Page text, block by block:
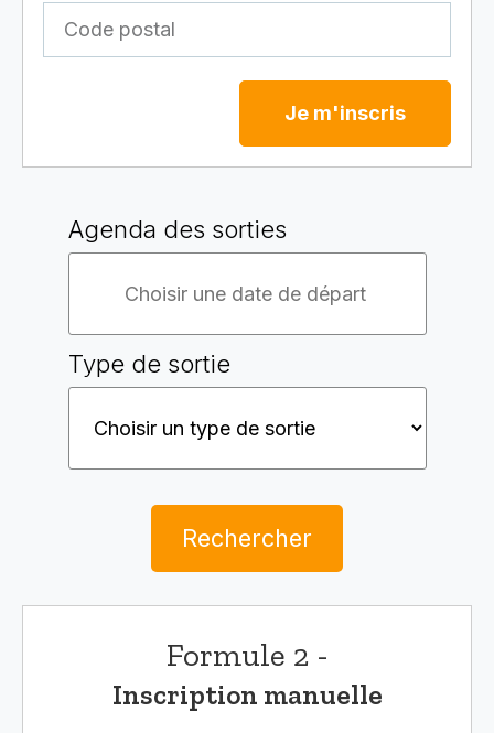
Je m'inscris
Agenda des sorties
Type de sortie
Rechercher
Formule 2 -
Inscription manuelle